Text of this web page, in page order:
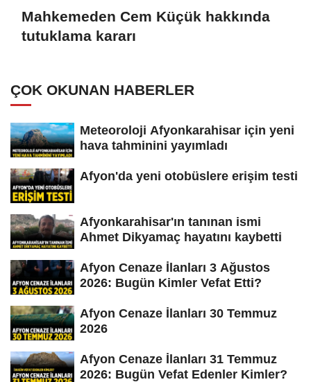
Mahkemeden Cem Küçük hakkında
tutuklama kararı
ÇOK OKUNAN HABERLER
Meteoroloji Afyonkarahisar için yeni
hava tahminini yayımladı
Afyon'da yeni otobüslere erişim testi
Afyonkarahisar'ın tanınan ismi
Ahmet Dikyamaç hayatını kaybetti
Afyon Cenaze İlanları 3 Ağustos
2026: Bugün Kimler Vefat Etti?
Afyon Cenaze İlanları 30 Temmuz
2026
Afyon Cenaze İlanları 31 Temmuz
2026: Bugün Vefat Edenler Kimler?